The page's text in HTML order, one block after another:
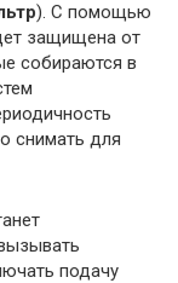
). С помощью
защищена от
собираются в
снимать для
подачу